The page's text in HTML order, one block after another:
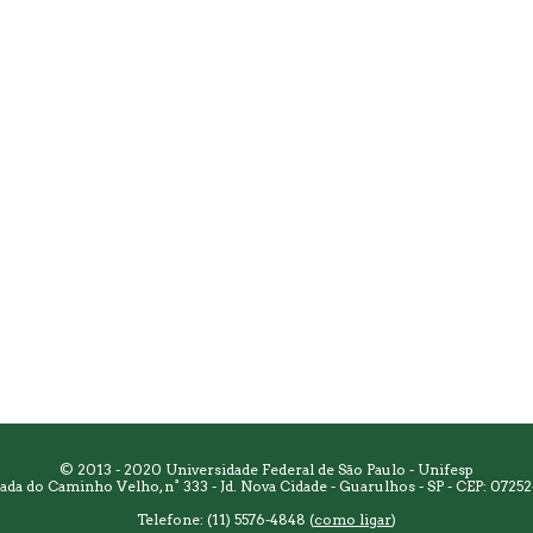
© 2013 - 2020 Universidade Federal de São Paulo - Unifesp
do Caminho Velho, n° 333 - Jd. Nova Cidade - Guarulhos - SP - CEP:
Telefone: (11) 5576-4848 (como ligar)